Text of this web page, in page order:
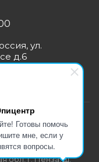
Готовы помочь
мне, если у
вопросы.
ул.
д.6
ИНН 5835103358
обл, г. Пенза, ш.